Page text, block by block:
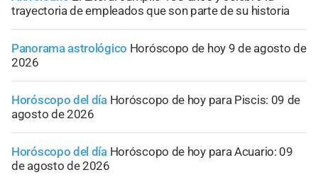
trayectoria de empleados que son parte de su historia
Panorama astrológico Horóscopo de hoy 9 de agosto de
2026
Horóscopo del día Horóscopo de hoy para Piscis: 09 de
agosto de 2026
Horóscopo del día Horóscopo de hoy para Acuario: 09
de agosto de 2026